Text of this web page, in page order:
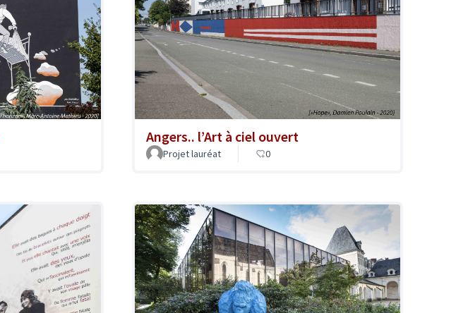
Angers.. l’Art à ciel ouvert
Projet lauréat 0